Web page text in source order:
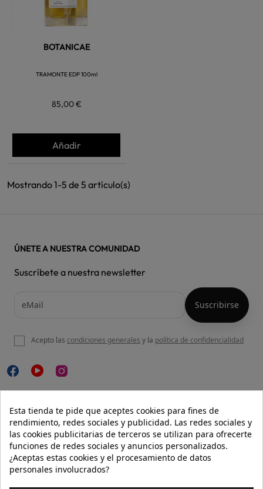
BOTANICAE
TRAMONTE EDP 100ml
85,00 €
Añadir
Mostrando 1-5 de 5 artículo(s)
NUESTRA WEB
AYUDA
INFORMACIÓN
ÚNETE A NUESTRA COMUNIDAD
Suscríbete a nuestra newsletter
Acepto las condiciones generales y la política de confidencialidad
Esta tienda te pide que aceptes cookies para fines de
rendimiento, redes sociales y publicidad. Las redes sociales y
las cookies publicitarias de terceros se utilizan para ofrecerte
funciones de redes sociales y anuncios personalizados.
¿Aceptas estas cookies y el procesamiento de datos
personales involucrados?